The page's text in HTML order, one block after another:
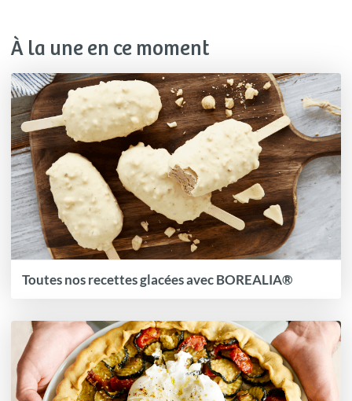
À la une en ce moment
Toutes nos recettes glacées avec BOREALIA®